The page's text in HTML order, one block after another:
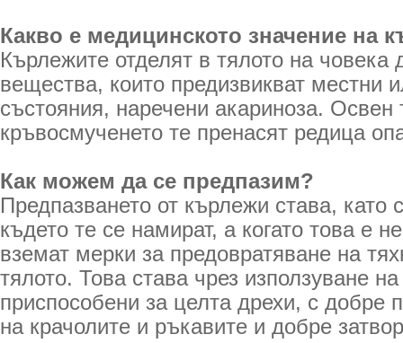
Какво е медицинското значение на
Кърлежите отделят в тялото на човека
вещества, които предизвикват местни
състояния, наречени акариноза.
кръвосмученето те пренасят редица
Как можем да се предпазим?
Предпазването от кърлежи става, като
където те се намират, а когато това е
вземат мерки за предовратяване на
тялото. Това става чрез използуване
приспособени за целта дрехи, с добре
на крачолите и ръкавите и добре